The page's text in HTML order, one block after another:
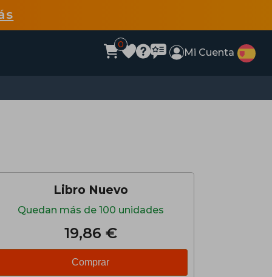
0
Mi Cuenta
Libro Nuevo
Quedan más de 100 unidades
19,86 €
Comprar